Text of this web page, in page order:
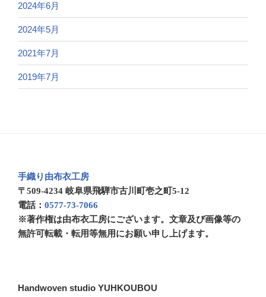
2024年6月
2024年5月
2021年7月
2019年7月
手織り由布衣工房
〒509-4234 岐阜県飛騨市古川町壱之町5-12
電話： 0577-73-7066
※著作権は由布衣工房にございます。文章及び画像等の
無許可転載・転用等無用にお願い申し上げます。
Handwoven studio YUHKOUBOU